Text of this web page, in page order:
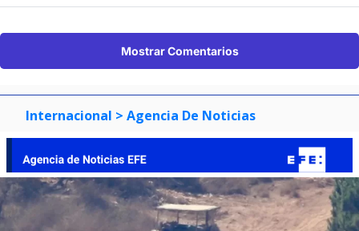
Mostrar Comentarios
Internacional > Agencia De Noticias